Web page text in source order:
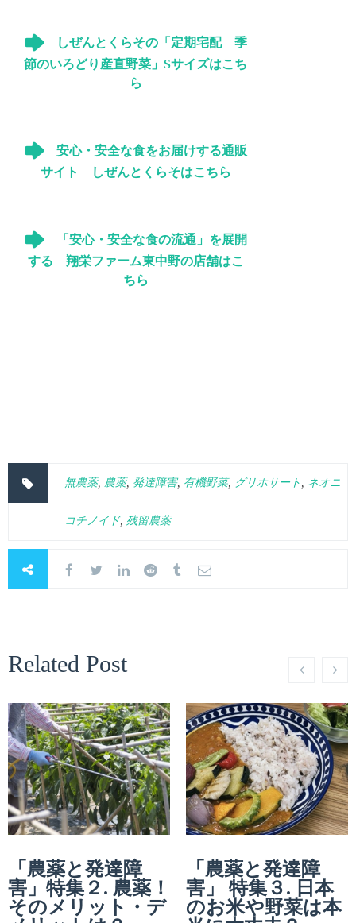
しぜんとくらその「定期宅配 季
節のいろどり産直野菜」Sサイズはこち
ら
安心・安全な食をお届けする通販
サイト しぜんとくらそはこちら
「安心・安全な食の流通」を展開
する 翔栄ファーム東中野の店舗はこ
ちら
無農薬, 農薬, 発達障害, 有機野菜, グリホサート ネオニ
コチノイド, 残留農薬
Related Post
「農薬と発達障
害」特集２. 農薬！
そのメリット・デ
「農薬と発達障
害」 特集３. 日本
のお米や野菜は本